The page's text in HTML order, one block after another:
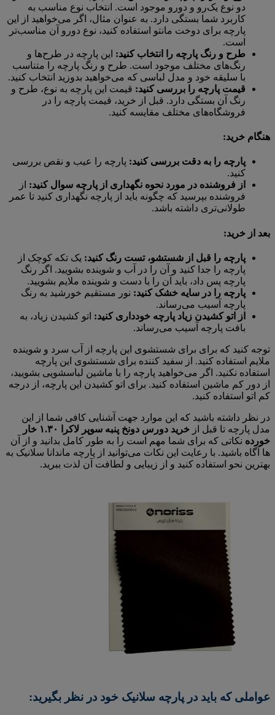
دو نوع یک‌رو و دورو موجود است. انتخاب نوع مناسب به
کاربرد شما بستگی دارد. به عنوان مثال، اگر می‌خواهید از این
پارچه برای دوخت مانتو استفاده کنید، نوع دورو آن مناسب‌تر
است.
طرح و رنگ پارچه را انتخاب کنید: این پارچه در طرح‌ها و
رنگ‌های مختلف موجود است. طرح و رنگ پارچه را متناسب
با سلیقه خود و مدل لباسی که می‌خواهید بدوزید انتخاب کنید.
قیمت پارچه را بررسی کنید: قیمت این پارچه به نوع، طرح و
رنگ آن بستگی دارد. قبل از خرید، قیمت پارچه را در
فروشگاه‌های مختلف مقایسه کنید.
هنگام خرید:
پارچه را به دقت بررسی کنید: پارچه را عیب و نقص بررسی
کنید.
از فروشنده در مورد نحوه نگهداری از پارچه سوال کنید: از
فروشنده بپرسید که چگونه باید از پارچه نگهداری کنید تا عمر
طولانی‌تری داشته باشد.
بعد از خرید:
پارچه را قبل از شستشو، تست رنگ کنید: یک تکه کوچک از
پارچه را جدا کنید و آن را در آب و شوینده بشویید. اگر رنگ
پارچه پس داد، باید آن را با دست و شوینده ملایم بشویید.
پارچه را در سایه خشک کنید: نور مستقیم خورشید به رنگ
پارچه آسیب می‌رساند.
از اتو کشیدن زیاد پارچه خودداری کنید: اتو کشیدن زیاد، به
بافت پارچه آسیب می‌رساند.
توجه کنید که برای برای شستشوی این پارچه از آب سرد و شوینده
ملایم استفاده کنید. از سفید کننده برای شستشوی این پارچه
استفاده نکنید. اگر می‌خواهید پارچه را با ماشین لباسشویی بشویید،
از دور کم ماشین استفاده کنید. برای اتو کشیدن این پارچه، از درجه
کم اتو استفاده کنید.
در نظر داشته باشید که این موارد جهت آشنایی کافی شما از این
مدل پارچه تا قبل از
خرید دورس دونخ پنبه سوپر لاکرا ۱.۳۰ خار
خورده نکاتی که برای شما مهم است را به طور کامل بدانید و از آن
ها آگاه باشید. با رعایت این نکات می‌توانید از پارچه ماندانا سلانیک به
بهترین نحو استفاده کنید و از زیبایی و لطافت آن لذت ببرید.
عواملی که باید در پارچه سلانیک خود در نظر بگیرید: